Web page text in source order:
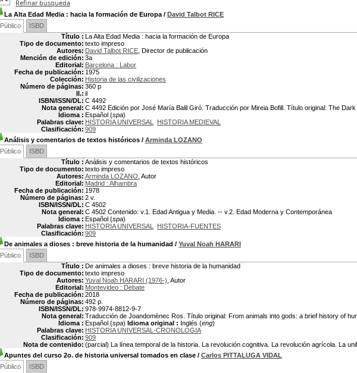
Refinar búsqueda
La Alta Edad Media : hacia la formación de Europa / David Talbot RICE
Público
ISBD
Título : La Alta Edad Media : hacia la formación de Europa
Tipo de documento: texto impreso
Autores: David Talbot RICE , Director de publicación
Mención de edición: 3a
Editorial: Barcelona : Labor
Fecha de publicación: 1975
Colección: Historia de las civilizaciones
Número de páginas: 360 p
Il.: il
ISBN/ISSN/DL: C 4492
Nota general: C 4492 Edición por José María Balil Giró. Traducción por Mireia Bofill. Título original: The Dark
Idioma : Español (spa)
Palabras clave: HISTORIA UNIVERSAL
HISTORIA MEDIEVAL
Clasificación: 909
Análisis y comentarios de textos históricos / Arminda LOZANO
Público
ISBD
Título : Análisis y comentarios de textos históricos
Tipo de documento: texto impreso
Autores: Arminda LOZANO , Autor
Editorial: Madrid : Alhambra
Fecha de publicación: 1978
Número de páginas: 2 v.
ISBN/ISSN/DL: C 4502
Nota general: C 4502 Contenido: v.1. Edad Antigua y Media. -- v.2. Edad Moderna y Contemporánea
Idioma : Español (spa)
Palabras clave: HISTORIA UNIVERSAL
HISTORIA-FUENTES
Clasificación: 909
De animales a dioses : breve historia de la humanidad / Yuval Noah HARARI
Público
ISBD
Título : De animales a dioses : breve historia de la humanidad
Tipo de documento: texto impreso
Autores: Yuval Noah HARARI (1976-) , Autor
Editorial: Montevideo : Debate
Fecha de publicación: 2018
Número de páginas: 492 p.
ISBN/ISSN/DL: 978-9974-8812-9-7
Nota general: Traducción de Joandomènec Ros. Título original: From animals into gods: a brief history of
Idioma : Español (spa) Idioma original : Inglés (eng)
Palabras clave: HISTORIA UNIVERSAL-CRONOLOGIA
Clasificación: 909
Nota de contenido: (parcial) La línea temporal de la historia. La revolución cognitiva. La revolución agrícola. La
Apuntes del curso 2o. de historia universal tomados en clase / Carlos PITTALUGA VIDAL
Público
ISBD